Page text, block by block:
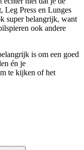
Leg Press en Lunges
super belangrijk, want
ook andere
is om een goed
én je
te kijken of het